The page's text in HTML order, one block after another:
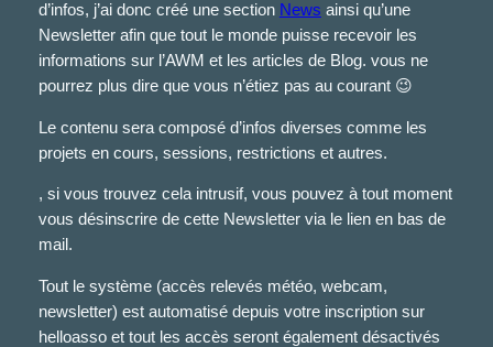
d’infos, j’ai donc créé une section News ainsi qu’une
Newsletter afin que tout le monde puisse recevoir les
informations sur l’AWM et les articles de Blog. vous ne
pourrez plus dire que vous n’étiez pas au courant 😉
Le contenu sera composé d’infos diverses comme les
projets en cours, sessions, restrictions et autres.
, si vous trouvez cela intrusif, vous pouvez à tout moment
vous désinscrire de cette Newsletter via le lien en bas de
mail.
Tout le système (accès relevés météo, webcam,
newsletter) est automatisé depuis votre inscription sur
helloasso et tout les accès seront également désactivés